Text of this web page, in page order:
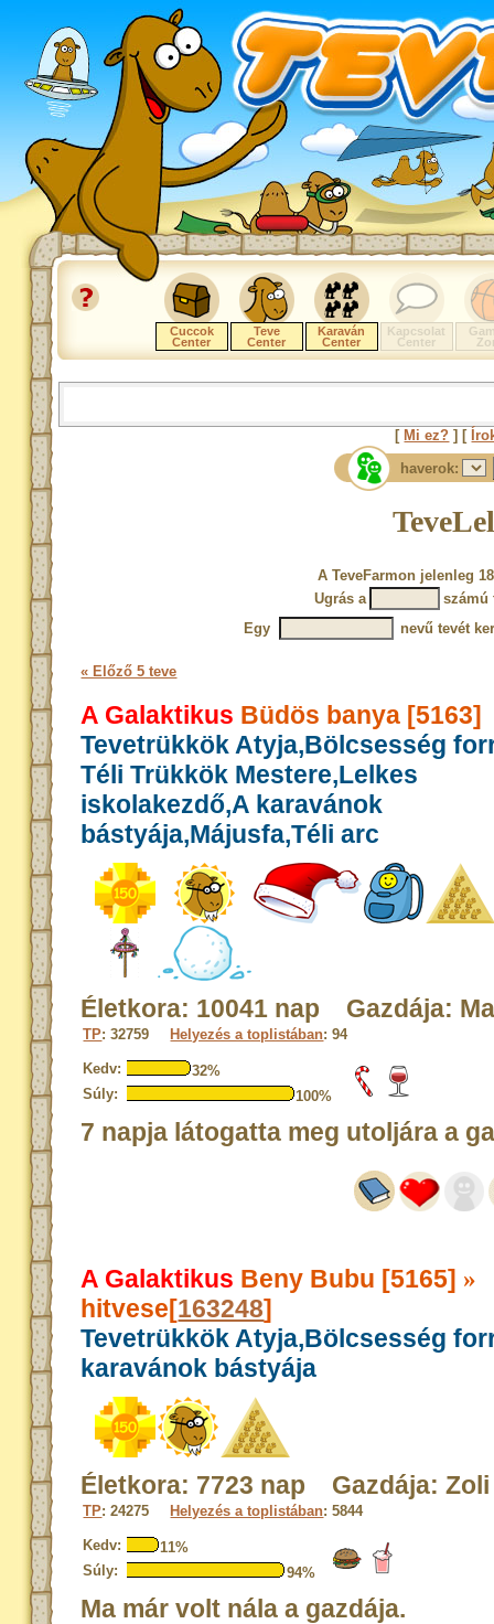
Cuccok
Center
Teve
Center
Karaván
Center
Kapcsolat
Center
[ Mi ez? ] [
haverok:
A TeveFarmon jelenleg
Ugrás a
számú
Egy
nevű tevét
« Előző 5 teve
A Galaktikus Büdös banya [5163]
Tevetrükkök Atyja,Bölcsesség
Téli Trükkök Mestere,Lelkes
iskolakezdő,A karavánok
bástyája,Májusfa,Téli arc
Életkora: 10041 nap Gazdája:
TP: 32759 Helyezés a toplistában: 94
Kedv:
32%
Súly:
100%
7 napja látogatta meg utoljára a
A Galaktikus Beny Bubu [5165] »
hitvese[163248]
Tevetrükkök Atyja,Bölcsesség
karavánok bástyája
Életkora: 7723 nap Gazdája: Zoli
TP: 24275 Helyezés a toplistában: 5844
Kedv:
11%
Súly:
94%
Ma már volt nála a gazdája.